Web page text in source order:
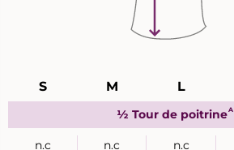
S M L
½ Tour de poitrineA
n.c n.c n.c